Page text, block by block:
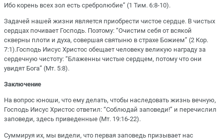
Ибо корень всех зол есть сребролюбие” (1 Тим. 6:8-10).
Задачей нашей жизни является приобрести чистое сердце. В чистых
сердцах почивает Господь. Поэтому: “Очистим себя от всякой
скверны плоти и духа, совершая святыню в страхе Божием” (2 Кор.
7:1).Господь Иисус Христос обещает человеку великую награду за
сердечную чистоту: “Блаженны чистые сердцем, потому что они
увидят Бога” (Мт. 5:8).
Заключение
На вопрос юноши, что ему делать, чтобы наследовать жизнь вечную,
Господь Иисус Христос ответил: “Соблюдай заповеди!” и перечислил
заповеди, здесь приведенные (Мт. 19:16-22).
Суммируя их, мы видели, что первая заповедь призывает нас